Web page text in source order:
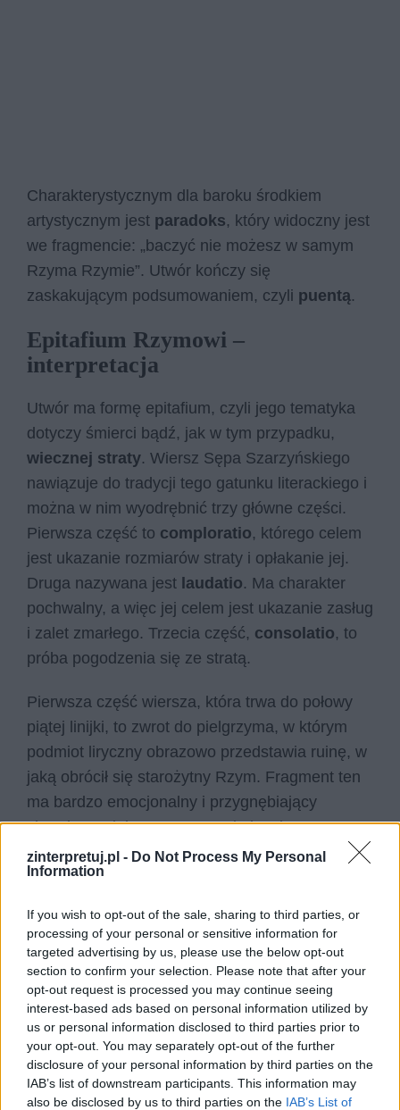
zinterpretuj.pl - Do Not Process My Personal
Information
If you wish to opt-out of the sale, sharing to third parties, or
processing of your personal or sensitive information for
targeted advertising by us, please use the below opt-out
section to confirm your selection. Please note that after your
opt-out request is processed you may continue seeing
interest-based ads based on personal information utilized by
us or personal information disclosed to third parties prior to
your opt-out. You may separately opt-out of the further
disclosure of your personal information by third parties on the
IAB’s list of downstream participants. This information may
also be disclosed by us to third parties on the IAB’s List of
Charakterystycznym dla baroku środkiem
artystycznym jest paradoks, który widoczny jest
we fragmencie: „ba­czyć nie mo­żesz w sa­mym
Rzy­ma Rzy­mie”. Utwór kończy się
zaskakującym podsumowaniem, czyli puentą.
Epitafium Rzymowi –
interpretacja
Utwór ma formę epitafium, czyli jego tematyka
dotyczy śmierci bądź, jak w tym przypadku,
wiecznej straty. Wiersz Sępa Szarzyńskiego
nawiązuje do tradycji tego gatunku literackiego i
można w nim wyodrębnić trzy główne części.
Pierwsza część to comploratio, którego celem
jest ukazanie rozmiarów straty i opłakanie jej.
Druga nazywana jest laudatio. Ma charakter
pochwalny, a więc jej celem jest ukazanie zasług
i zalet zmarłego. Trzecia część, consolatio, to
próba pogodzenia się ze stratą.
Pierwsza część wiersza, która trwa do połowy
piątej linijki, to zwrot do pielgrzyma, w którym
podmiot liryczny obrazowo przedstawia ruinę, w
jaką obrócił się starożytny Rzym. Fragment ten
ma bardzo emocjonalny i przygnębiający
charakter. Pielgrzym wypatruje bowiem
wielkiego i zachwycającego miasta, a zastaje
jego szczątki – „w rum obrócone teatra i
na Rzym, bardzo ciężko jest zauważyć Rzym,
ponieważ nie przypomina on samego siebie.
Kojarzy się z chwałą i wielkością, a w
rzeczywistości jest stertą gruzu.
W drugiej części utworu pojawia się kontrast
między obecnym, a dawnym Rzymem z czasów
świetności. Kiedyś Rzym był imperium, które